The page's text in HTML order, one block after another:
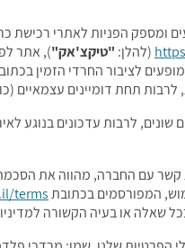
ומספק הפניות לאתרי רכישת
(להלן: "טיקצ'אק"), אתר
לציבור החרדי הזמין
תחת דומיינים עצמאיים
לרבות עדכונים בנוגע
עם החברה, מהווה את
המפורסמים בכתובתterms
שאלה או בעיה הקשורה